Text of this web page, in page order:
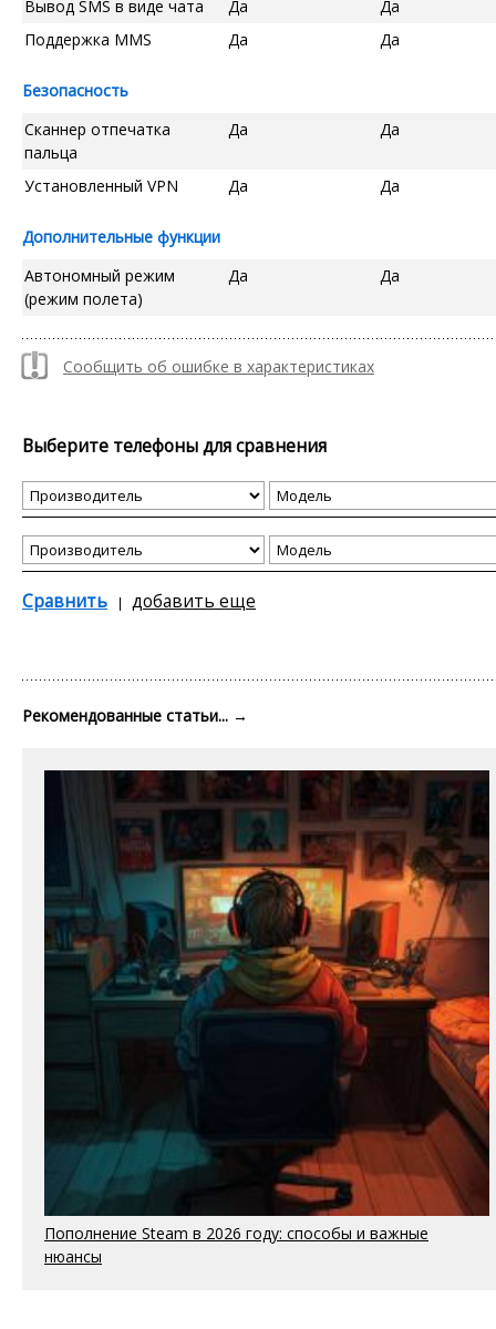
Вывод SMS в виде чата Да
Да
Поддержка MMS
Да Да
Безопасность
Сканнер отпечатка
пальца
Да Да
Установленный VPN Да Да
Дополнительные функции
Автономный режим
(режим полета)
Да Да
Сообщить об ошибке в характеристиках
Выберите телефоны для сравнения
Сравнить добавить еще
Рекомендованные статьи... →
Пополнение Steam в 2026 году: способы и важные
нюансы